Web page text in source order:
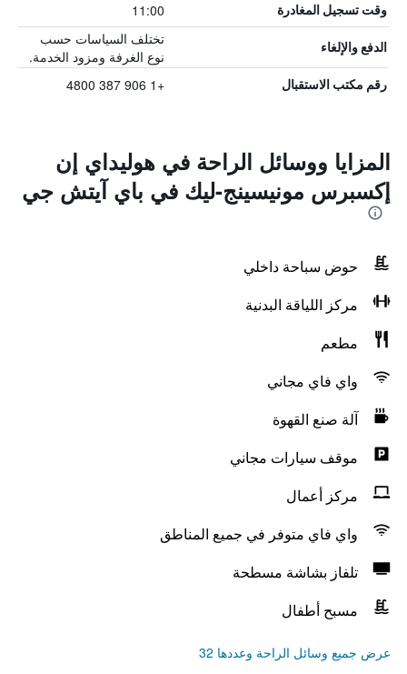
وقت تسجيل المغادرة 11:00
الدفع والإلغاء
تختلف السياسات حسب
نوع الغرفة ومزود الخدمة.
رقم مكتب الاستقبال +1 906 387 4800
المزايا ووسائل الراحة في هوليداي إن
إكسبرس مونيسينج-ليك في باي آيتش جي
حوض سباحة داخلي
مركز اللياقة البدنية
مطعم
واي فاي مجاني
آلة صنع القهوة
موقف سيارات مجاني
مركز أعمال
واي فاي متوفر في جميع المناطق
تلفاز بشاشة مسطحة
مسبح أطفال
عرض جميع وسائل الراحة وعددها 32